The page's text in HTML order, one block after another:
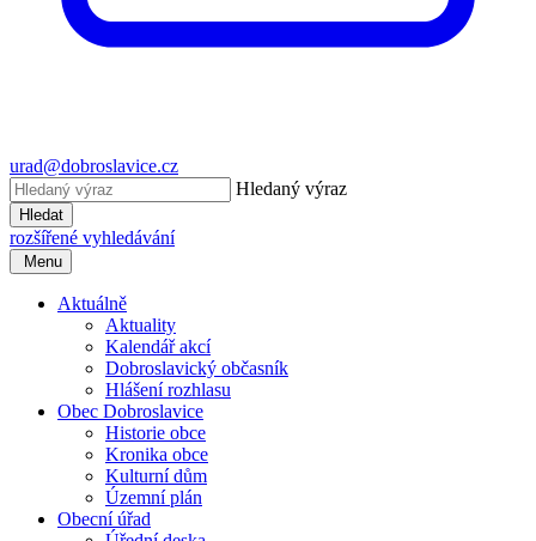
urad@dobroslavice.cz
Hledaný výraz
Hledat
rozšířené vyhledávání
Menu
Aktuálně
Aktuality
Kalendář akcí
Dobroslavický občasník
Hlášení rozhlasu
Obec Dobroslavice
Historie obce
Kronika obce
Kulturní dům
Územní plán
Obecní úřad